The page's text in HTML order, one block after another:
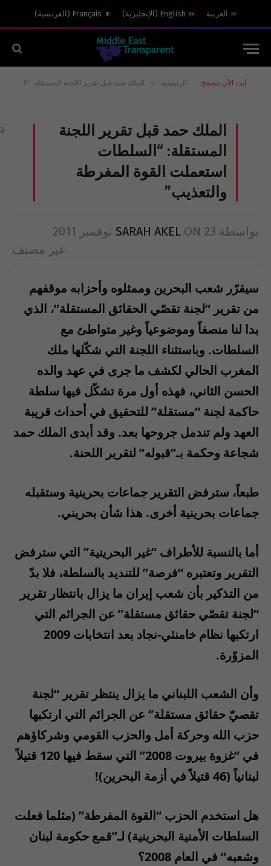
العربية English
( الإنجليزية)
Français
( الفرنسية)
أنت الآن تتصفح: الرئيسية » الملك حمد قبل تقرير اللجنة المستقلة: “السلطات استعملت القوة المفرطة والتعذيب”
الملك حمد قبل تقرير اللجنة
المستقلة: “السلطات
استعملت القوة المفرطة
والتعذيب”
بواسطة SARAH AKEL ON 23 نوفمبر 2011
غير مصنف
سيقرّر شعب البحرين وممثلوه وأحزابه موقفهم
من تقرير “لجنة تقصّي الحقائق المستقلة”، الذي
بدا لنا منصفاً وموضوعياً وغير متواطئ مع
السلطات. وباستثناء اللجنة التي شكّلها ملك
المغرب الحالي لكشف ما جرى في عهد والده
الحسن الثاني، فهذه أول مرة تشكّل فيها سلطة
حاكمة لجنة “مستقلة” للتحقيق في أحداث قريبة
العهد ولم تندمل جروحها بعد. وقد أبدى الملك حمد
شجاعة وحكمة بـ”قبوله” لتقرير اللحنة.
طبعاً، سترفض التقرير جماعات بحرينية وستقبله
جماعات بحرينية أخرى. هذا شأن بحريني.
أما بالنسبة للأطراف “غير البحرينية” التي سترفض
التقرير وتعتبره “فرصة” للتنديد بالسلطة، فلا بدّ
من التذكير بأن شعب إيران ما يزال بانتظار تقرير
“لجنة تقصّي حقائق مستقلة” عن الجرائم التي
ارتكبها نظام خامنئي-نجاد بعد انتخابات 2009
المزوّرة.
وأن الشعب اللبناني ما يزال ينتظر تقرير “لجنة
تقصيّ حقائق مستقلة” عن الجرائم التي ارتكبها
حزب الله وحركة أمل والحزب القومي وشركاؤهم
في “غزوة بيروت 2008” التي سقط فيها 120 قتيلاً
لبنانياً (46 قتيلاً في أزمة البحرين)!
هل استخدم الحزب “القوة المفرطة” (مثلما فعلت
السلطات الأمنية البحرينية) لـ”قمع حكومة لبنان
وشعبه” في العام 2008؟